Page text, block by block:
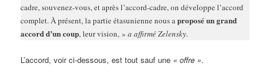
cadre, souvenez-vous, et après l’accord-cadre, on développe l’accord
complet. À présent, la partie étasunienne nous aproposé un grand
accord d’un coup, leur vision, » a affirmé Zelensky.
L’accord, voir ci-dessous, est tout sauf une « offre ».